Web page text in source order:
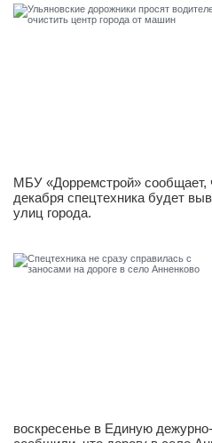
МБУ «Дорремстрой» сообщает,
декабря спецтехника будет
улиц города.
воскресенье в Единую